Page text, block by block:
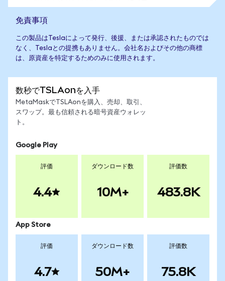
免責事項
この製品はTeslaによって発行、後援、または承認されたものでは
なく、Teslaとの提携もありません。会社名およびその他の商標
は、原資産を特定するためのみに使用されます。
数秒でTSLAonを入手
MetaMaskでTSLAonを購入、売却、取引、
スワップ。最も信頼される暗号資産ウォレッ
ト。
Google Play
評価
4.4
ダウンロード数
10M+
評価数
483.8K
App Store
評価
4.7
ダウンロード数
50M+
評価数
75.8K